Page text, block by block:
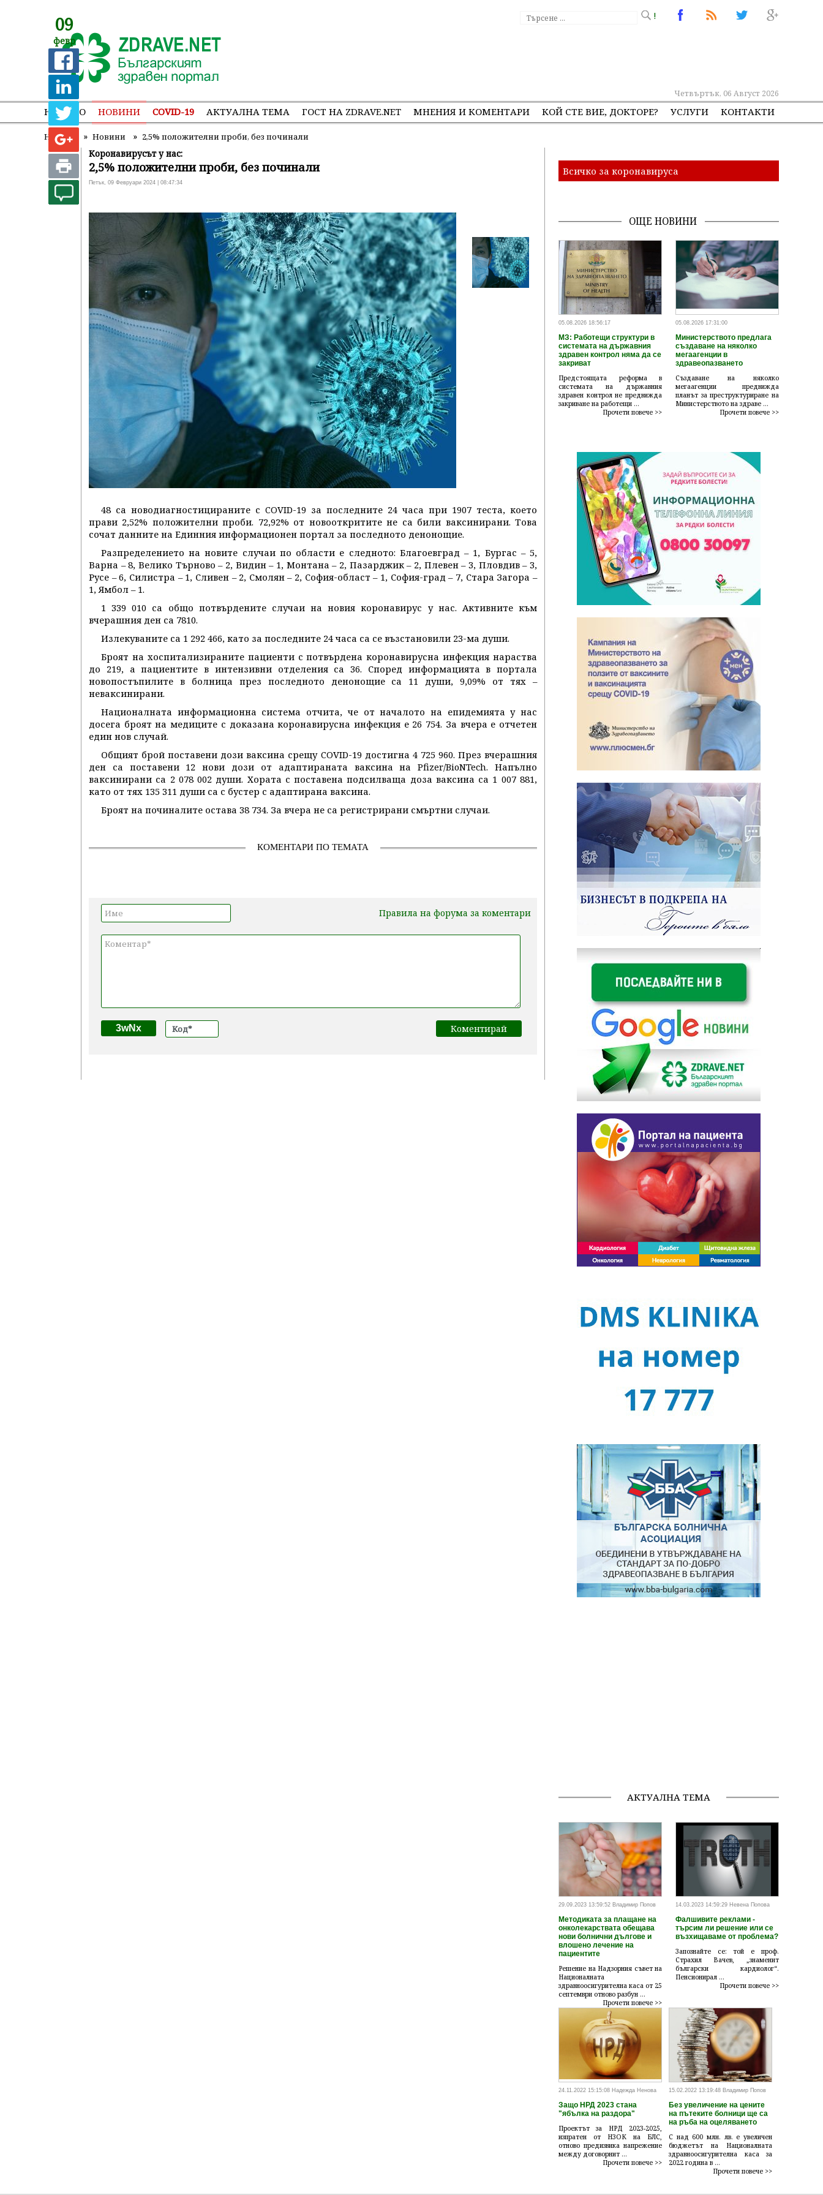
!
Четвъртък, 06 Август 2026
НАЧАЛО НОВИНИ COVID-19 АКТУАЛНА ТЕМА ГОСТ НА ZDRAVE.NET МНЕНИЯ И КОМЕНТАРИ КОЙ СТЕ ВИЕ, ДОКТОРЕ? УСЛУГИ КОНТАКТИ
Начало » Новини » 2,5% положителни проби, без починали
09
февр
Коронавирусът у нас:
2,5% положителни проби, без починали
Петък, 09 Февруари 2024 | 08:47:34
48 са новодиагностицираните с COVID-19 за последните 24 часа при 1907 теста, което
прави 2,52% положителни проби. 72,92% от новооткритите не са били ваксинирани. Това
сочат данните на Единния информационен портал за последното денонощие.
Разпределението на новите случаи по области е следното: Благоевград – 1, Бургас – 5,
Варна – 8, Велико Търново – 2, Видин – 1, Монтана – 2, Пазарджик – 2, Плевен – 3, Пловдив – 3,
Русе – 6, Силистра – 1, Сливен – 2, Смолян – 2, София-област – 1, София-град – 7, Стара Загора –
1, Ямбол – 1.
1 339 010 са общо потвърдените случаи на новия коронавирус у нас. Активните към
вчерашния ден са 7810.
Излекуваните са 1 292 466, като за последните 24 часа са се възстановили 23-ма души.
Броят на хоспитализираните пациенти с потвърдена коронавирусна инфекция нараства
до 219, а пациентите в интензивни отделения са 36. Според информацията в портала
новопостъпилите в болница през последното денонощие са 11 души, 9,09% от тях –
неваксинирани.
Националната информационна система отчита, че от началото на епидемията у нас
досега броят на медиците с доказана коронавирусна инфекция е 26 754. За вчера е отчетен
един нов случай.
Общият брой поставени дози ваксина срещу COVID-19 достигна 4 725 960. През вчерашния
ден са поставени 12 нови дози от адаптираната ваксина на Pfizer/BioNTech. Напълно
ваксинирани са 2 078 002 души. Хората с поставена подсилваща доза ваксина са 1 007 881,
като от тях 135 311 души са с бустер с адаптирана ваксина.
Броят на починалите остава 38 734. За вчера не са регистрирани смъртни случаи.
КОМЕНТАРИ ПО ТЕМАТА
Правила на форума за коментари
3wNx
Всичко за коронавируса
ОЩЕ НОВИНИ
05.08.2026 18:56:17
МЗ: Работещи структури в
системата на държавния
здравен контрол няма да се
закриват
Предстоящата реформа в
системата на държавния
здравен контрол не предвижда
закриване на работещи ...
Прочети повече >>
05.08.2026 17:31:00
Министерството предлага
създаване на няколко
мегаагенции в
здравеопазването
Създаване на няколко
мегаагенции предвижда
планът за преструктуриране на
Министерството на здраве ...
Прочети повече >>
АКТУАЛНА ТЕМА
29.09.2023 13:59:52 Владимир Попов
Методиката за плащане на
онколекарствата обещава
нови болнични дългове и
влошено лечение на
пациентите
Решение на Надзорния съвет на
Националната
здравноосигурителна каса от 25
септември отново разбун ...
Прочети повече >>
14.03.2023 14:59:29 Невена Попова
Фалшивите реклами -
търсим ли решение или се
възхищаваме от проблема?
Запознайте се: той е проф.
Страхил Вачев, „знаменит
български кардиолог“.
Пенсионирал ...
Прочети повече >>
24.11.2022 15:15:08 Надежда Ненова
Защо НРД 2023 стана
"ябълка на раздора"
Проектът за НРД 2023-2025,
изпратен от НЗОК на БЛС,
отново предизвика напрежение
между договорнит ...
Прочети повече >>
15.02.2022 13:19:48 Владимир Попов
Без увеличение на цените
на пътеките болници ще са
на ръба на оцеляването
С над 600 млн. лв. е увеличен
бюджетът на Националната
здравноосигурителна каса за
2022 година в ...
Прочети повече >>